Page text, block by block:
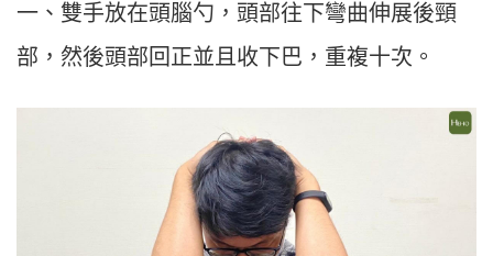
一、雙手放在頭腦勺，頭部往下彎曲伸展後頸
部，然後頭部回正並且收下巴，重複十次。